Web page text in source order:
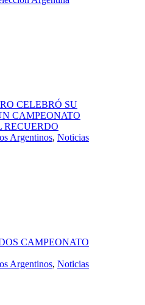
CELEBRÓ SU
CAMPEONATO
RECUERDO
Argentinos, Noticias
CAMPEONATO
Argentinos, Noticias